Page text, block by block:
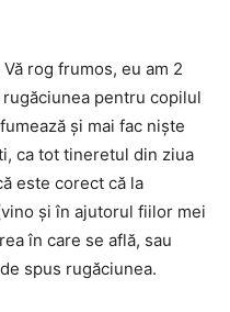
rog frumos, eu am 2
pentru copilul
şi mai fac nişte
ca tot tineretul din ziua
este corect că la
şi în ajutorul fiilor mei
în care se află, sau
spus rugăciunea.